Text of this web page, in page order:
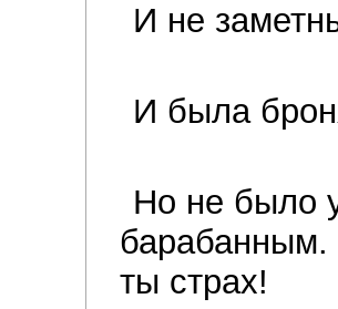
И не
И была
Но не было
ты страх!